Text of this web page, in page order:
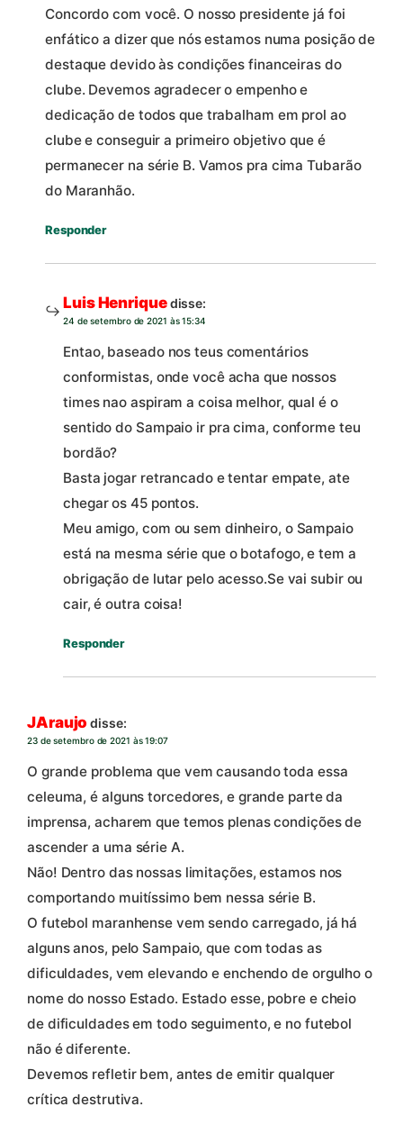
Concordo com você. O nosso presidente já foi
enfático a dizer que nós estamos numa posição de
destaque devido às condições financeiras do
clube. Devemos agradecer o empenho e
dedicação de todos que trabalham em prol ao
clube e conseguir a primeiro objetivo que é
permanecer na série B. Vamos pra cima Tubarão
do Maranhão.
Responder
Luis Henriquedisse:
24 de setembro de 2021 às 15:34
Entao, baseado nos teus comentários
conformistas, onde você acha que nossos
times nao aspiram a coisa melhor, qual é o
sentido do Sampaio ir pra cima, conforme teu
bordão?
Basta jogar retrancado e tentar empate, ate
chegar os 45 pontos.
Meu amigo, com ou sem dinheiro, o Sampaio
está na mesma série que o botafogo, e tem a
obrigação de lutar pelo acesso.Se vai subir ou
cair, é outra coisa!
Responder
JAraujo disse:
23 de setembro de 2021 às 19:07
O grande problema que vem causando toda essa
celeuma, é alguns torcedores, e grande parte da
imprensa, acharem que temos plenas condições de
ascender a uma série A.
Não! Dentro das nossas limitações, estamos nos
comportando muitíssimo bem nessa série B.
O futebol maranhense vem sendo carregado, já há
alguns anos, pelo Sampaio, que com todas as
dificuldades, vem elevando e enchendo de orgulho o
nome do nosso Estado. Estado esse, pobre e cheio
de dificuldades em todo seguimento, e no futebol
não é diferente.
Devemos refletir bem, antes de emitir qualquer
crítica destrutiva.